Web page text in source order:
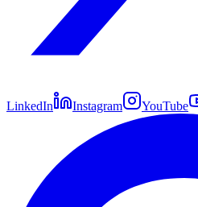
LinkedIn Instagram YouTube